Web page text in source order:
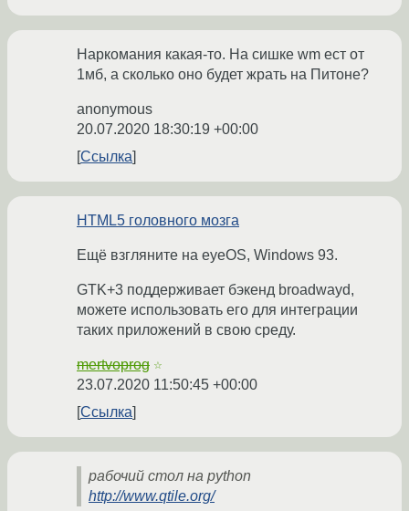
Наркомания какая-то. На сишке wm ест от
1мб, а сколько оно будет жрать на Питоне?
anonymous
20.07.2020 18:30:19 +00:00
Ссылка
HTML5 головного мозга
Ещё взгляните на eyeOS, Windows 93.
GTK+3 поддерживает бэкенд broadwayd,
можете использовать его для интеграции
таких приложений в свою среду.
mertvoprog ☆
23.07.2020 11:50:45 +00:00
Ссылка
рабочий стол на python
http://www.qtile.org/